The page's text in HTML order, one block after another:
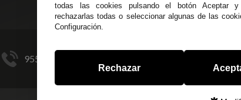
955 44 45 43
todas las cookies pulsando el botón Aceptar
rechazarlas todas o seleccionar algunas de las
Configuración.
Rechazar